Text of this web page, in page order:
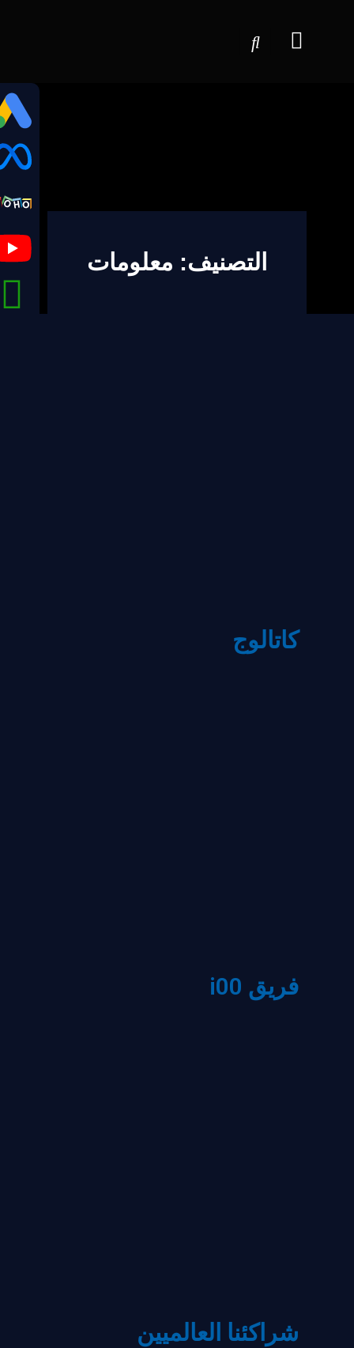
التصنيف: معلومات
كاتالوج
فريق i00
شراكئنا العالميين